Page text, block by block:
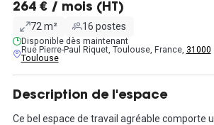
264 € / mois (HT)
72 m² 16 postes
Disponible dès maintenant
Rue Pierre-Paul Riquet, Toulouse, France, 31000
Toulouse
Description de l'espace
Ce bel espace de travail agréable comporte